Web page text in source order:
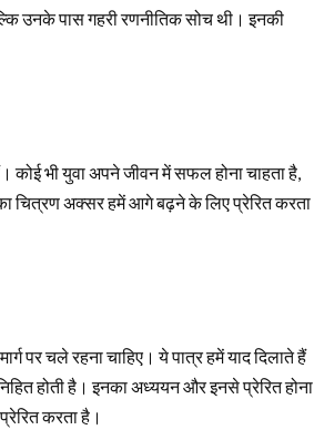
उनके पास गहरी रणनीतिक सोच थी। इनकी
कोई भी युवा अपने जीवन में सफल होना चाहता है,
चित्रण अक्सर हमें आगे बढ़ने के लिए प्रेरित करता
पर चले रहना चाहिए। ये पात्र हमें याद दिलाते हैं
होती है। इनका अध्ययन और इनसे प्रेरित होना
करता है।